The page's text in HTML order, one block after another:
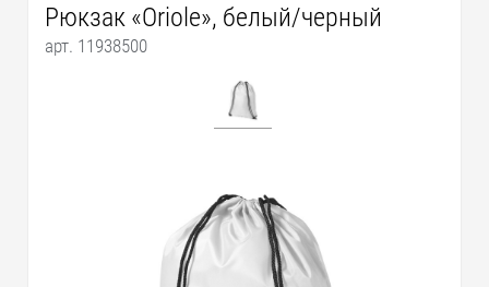
Рюкзак «Oriole», белый/черный
арт. 11938500